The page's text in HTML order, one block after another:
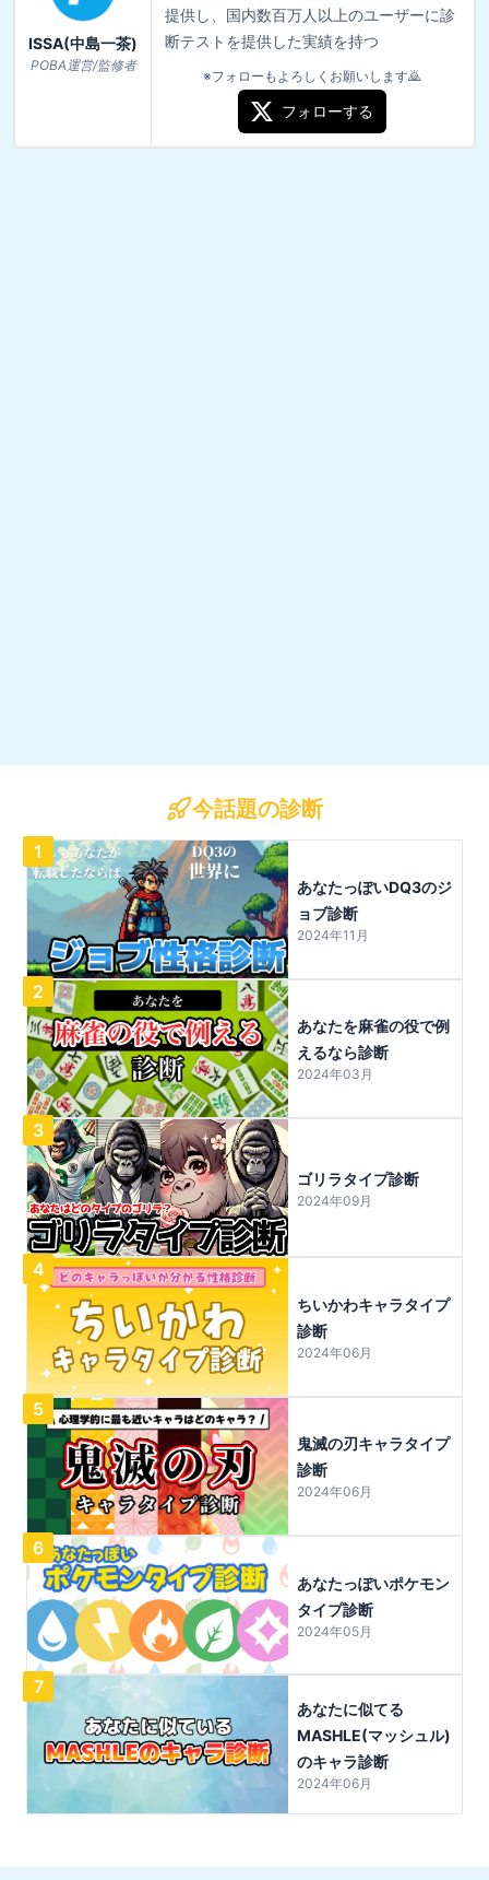
ISSA(中島一茶)
POBA運営/監修者
提供し、国内数百万人以上のユーザーに診
断テストを提供した実績を持つ
※フォローもよろしくお願いします🙇
フォローする
今話題の診断
1
あなたっぽいDQ3のジ
ョブ診断
2024年11月
2
あなたを麻雀の役で例
えるなら診断
2024年03月
3
ゴリラタイプ診断
2024年09月
4
ちいかわキャラタイプ
診断
2024年06月
5
鬼滅の刃キャラタイプ
診断
2024年06月
6
あなたっぽいポケモン
タイプ診断
2024年05月
7
あなたに似てる
MASHLE(マッシュル)
のキャラ診断
2024年06月